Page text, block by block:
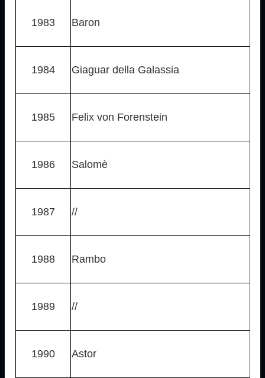
1983 Baron
1984 Giaguar della Galassia
1985 Felix von Forenstein
1986 Salomè
1987 //
1988 Rambo
1989 //
1990 Astor